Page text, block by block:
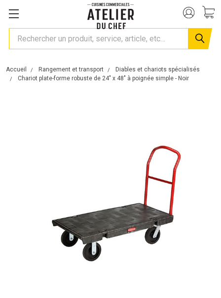
Rechercher
Accueil Rangement et transport
Diables et chariots spécialisés
Chariot plate-forme robuste de 24" x 48" à poignée simple - Noir